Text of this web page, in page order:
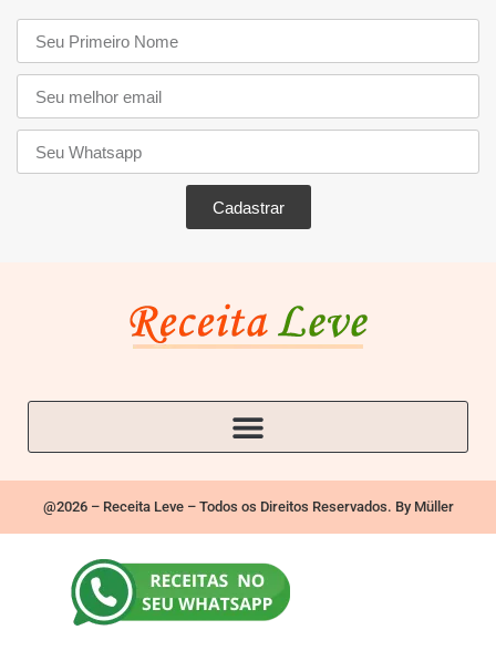
Cadastrar
@2026 – Receita Leve – Todos os Direitos Reservados. By Müller